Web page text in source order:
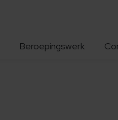
Beroepingswerk